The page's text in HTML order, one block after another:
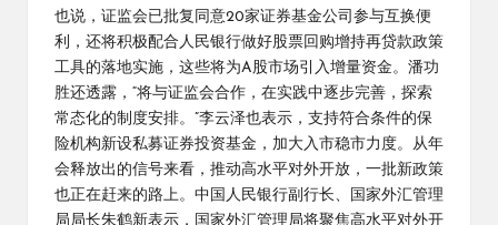
也说，证监会已批复同意20家证券基金公司参与互换便
利，还将积极配合人民银行做好股票回购增持再贷款政策
工具的落地实施，这些将为A股市场引入增量资金。潘功
胜还透露，“将与证监会合作，在实践中逐步完善，探索
常态化的制度安排。”李云泽也表示，支持符合条件的保
险机构新设私募证券投资基金，加大入市稳市力度。从年
会释放出的信号来看，推动高水平对外开放，一批新政策
也正在赶来的路上。中国人民银行副行长、国家外汇管理
局局长朱鹤新表示，国家外汇管理局将聚焦高水平对外开